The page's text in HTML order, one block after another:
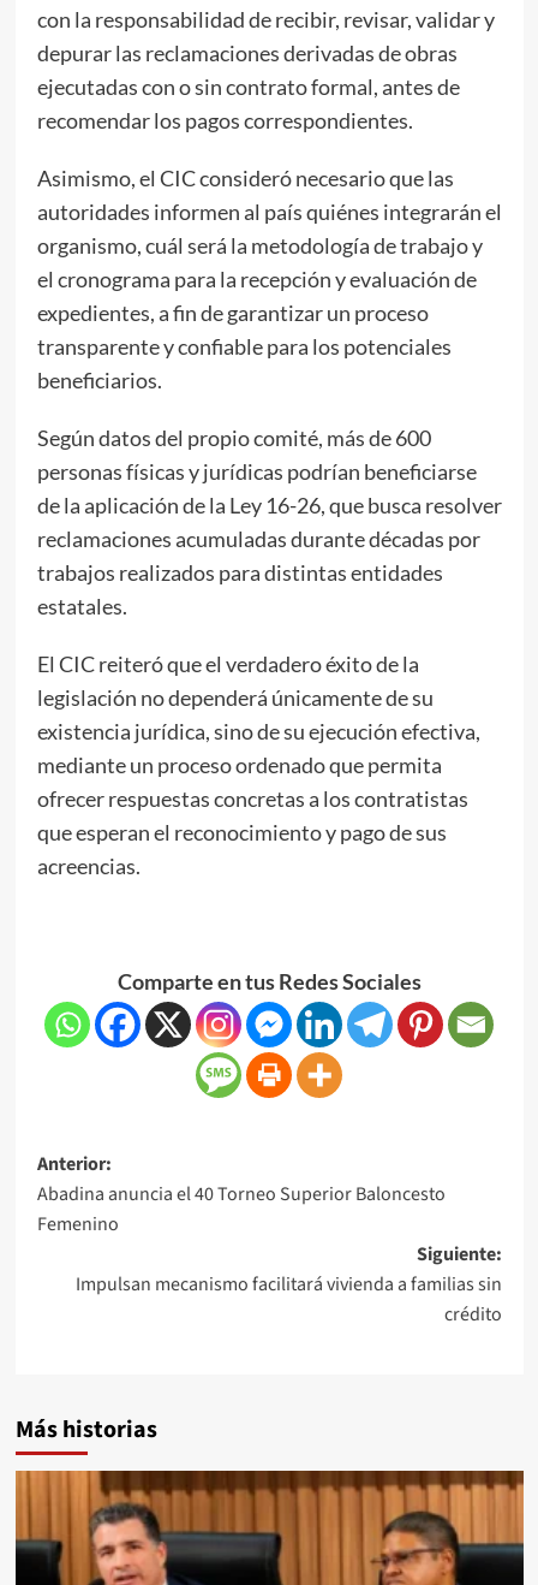
con la responsabilidad de recibir, revisar, validar y
depurar las reclamaciones derivadas de obras
ejecutadas con o sin contrato formal, antes de
recomendar los pagos correspondientes.
Asimismo, el CIC consideró necesario que las
autoridades informen al país quiénes integrarán el
organismo, cuál será la metodología de trabajo y
el cronograma para la recepción y evaluación de
expedientes, a fin de garantizar un proceso
transparente y confiable para los potenciales
beneficiarios.
Según datos del propio comité, más de 600
personas físicas y jurídicas podrían beneficiarse
de la aplicación de la Ley 16-26, que busca resolver
reclamaciones acumuladas durante décadas por
trabajos realizados para distintas entidades
estatales.
El CIC reiteró que el verdadero éxito de la
legislación no dependerá únicamente de su
existencia jurídica, sino de su ejecución efectiva,
mediante un proceso ordenado que permita
ofrecer respuestas concretas a los contratistas
que esperan el reconocimiento y pago de sus
acreencias.
Comparte en tus Redes Sociales
Anterior:
Abadina anuncia el 40 Torneo Superior Baloncesto
Femenino
Siguiente:
Impulsan mecanismo facilitará vivienda a familias sin
crédito
Más historias